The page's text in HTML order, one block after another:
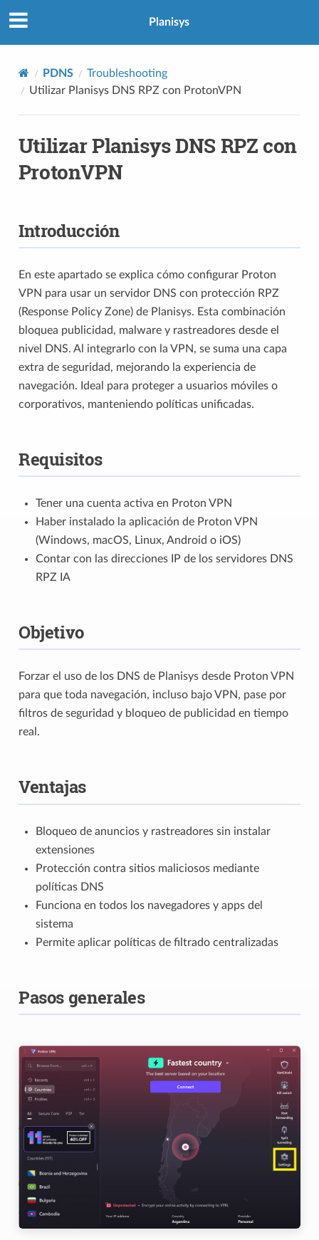
Planisys
PDNS
Troubleshooting
Utilizar Planisys DNS RPZ con ProtonVPN
Utilizar Planisys DNS RPZ con
ProtonVPN
Introducción
En este apartado se explica cómo configurar Proton
VPN para usar un servidor DNS con protección RPZ
(Response Policy Zone) de Planisys. Esta combinación
bloquea publicidad, malware y rastreadores desde el
nivel DNS. Al integrarlo con la VPN, se suma una capa
extra de seguridad, mejorando la experiencia de
navegación. Ideal para proteger a usuarios móviles o
corporativos, manteniendo políticas unificadas.
Requisitos
Tener una cuenta activa en Proton VPN
Haber instalado la aplicación de Proton VPN
(Windows, macOS, Linux, Android o iOS)
Contar con las direcciones IP de los servidores DNS
RPZ IA
Objetivo
Forzar el uso de los DNS de Planisys desde Proton VPN
para que toda navegación, incluso bajo VPN, pase por
filtros de seguridad y bloqueo de publicidad en tiempo
real.
Ventajas
Bloqueo de anuncios y rastreadores sin instalar
extensiones
Protección contra sitios maliciosos mediante
políticas DNS
Funciona en todos los navegadores y apps del
sistema
Permite aplicar políticas de filtrado centralizadas
Pasos generales